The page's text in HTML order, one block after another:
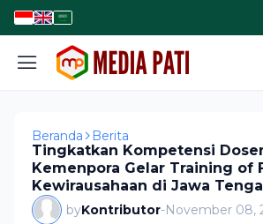
Beranda Berita
Tingkatkan Kompetensi
Kemenpora Gelar Training of
Kewirausahaan di Jawa
byKontributor-November 08,